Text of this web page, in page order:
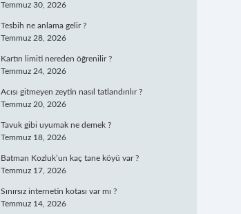
Temmuz 30, 2026
Tesbih ne anlama gelir ?
Temmuz 28, 2026
Kartın limiti nereden öğrenilir ?
Temmuz 24, 2026
Acısı gitmeyen zeytin nasıl tatlandırılır ?
Temmuz 20, 2026
Tavuk gibi uyumak ne demek ?
Temmuz 18, 2026
Batman Kozluk’un kaç tane köyü var ?
Temmuz 17, 2026
Sınırsız internetin kotası var mı ?
Temmuz 14, 2026